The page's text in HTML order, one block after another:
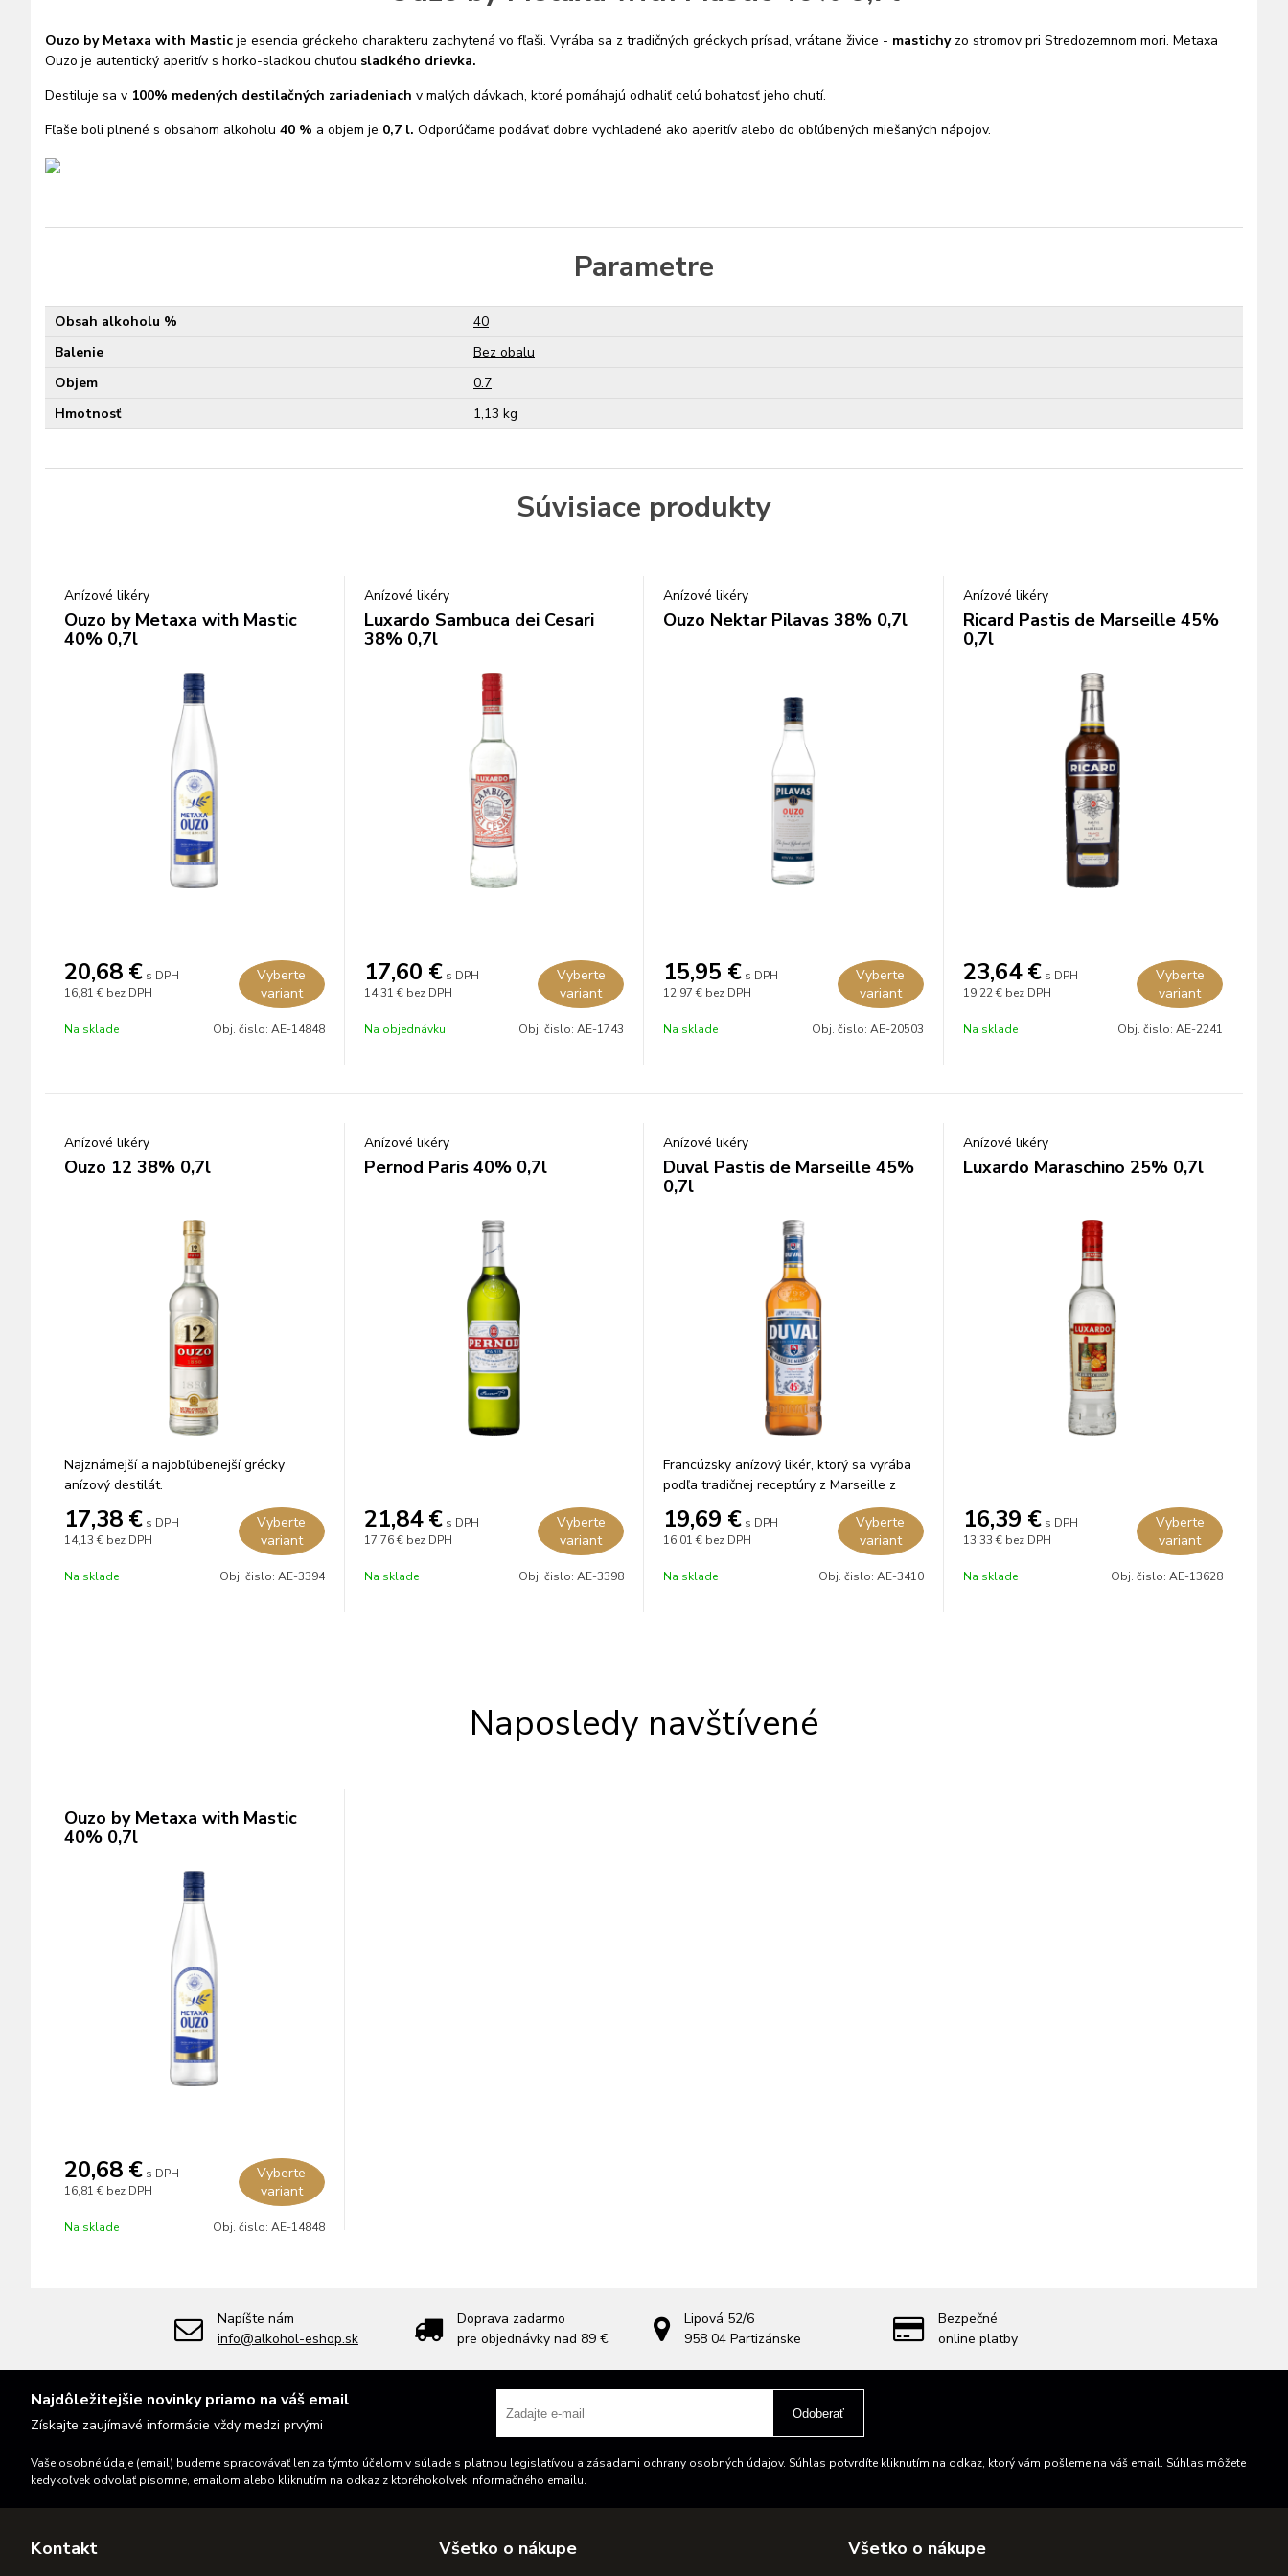
Ouzo by Metaxa with Mastic je esencia gréckeho charakteru zachytená vo fľaši. Vyrába sa z tradičných gréckych prísad, vrátane živice - mastichyzo stromov pri Stredozemnom mori. Metaxa
Ouzo je autentický aperitív s horko-sladkou chuťou sladkého drievka.
Destiluje sa v 100% medených destilačných zariadeniach v malých dávkach, ktoré pomáhajú odhaliť celú bohatosť jeho chutí.
Fľaše boli plnené s obsahom alkoholu 40 % a objem je 0,7 l. Odporúčame podávať dobre vychladené ako aperitív alebo do obľúbených miešaných nápojov.
Parametre
Obsah alkoholu %
40
Balenie
Bez obalu
Objem
0.7
Hmotnosť
1,13 kg
Súvisiace produkty
Anízové likéry
Ouzo by Metaxa with Mastic
40% 0,7l
20,68 € s DPH
16,81 € bez DPH
Vyberte
variant
Na sklade Obj. čislo: AE-14848
Anízové likéry
Luxardo Sambuca dei Cesari
38% 0,7l
17,60 € s DPH
14,31 € bez DPH
Vyberte
variant
Na objednávku Obj. čislo: AE-1743
Anízové likéry
Ouzo Nektar Pilavas 38% 0,7l
15,95 € s DPH
12,97 € bez DPH
Vyberte
variant
Na sklade Obj. čislo: AE-20503
Anízové likéry
Ricard Pastis de Marseille 45%
0,7l
23,64 € s DPH
19,22 € bez DPH
Vyberte
variant
Na sklade Obj. čislo: AE-2241
Anízové likéry
Ouzo 12 38% 0,7l
Najznámejší a najobľúbenejší grécky
anízový destilát.
17,38 € s DPH
14,13 € bez DPH
Vyberte
variant
Na sklade Obj. čislo: AE-3394
Anízové likéry
Pernod Paris 40% 0,7l
21,84 € s DPH
17,76 € bez DPH
Vyberte
variant
Na sklade Obj. čislo: AE-3398
Anízové likéry
Duval Pastis de Marseille 45%
0,7l
Francúzsky anízový likér, ktorý sa vyrába
podľa tradičnej receptúry z Marseille z
19,69 € s DPH
16,01 € bez DPH
Vyberte
variant
Na sklade Obj. čislo: AE-3410
Anízové likéry
Luxardo Maraschino 25% 0,7l
16,39 € s DPH
13,33 € bez DPH
Vyberte
variant
Na sklade Obj. čislo: AE-13628
Naposledy navštívené
Ouzo by Metaxa with Mastic
40% 0,7l
20,68 € s DPH
16,81 € bez DPH
Vyberte
variant
Na sklade Obj. čislo: AE-14848
Napíšte nám
info@alkohol-eshop.sk
Doprava zadarmo
pre objednávky nad 89 €
Lipová 52/6
958 04 Partizánske
Bezpečné
online platby
Najdôležitejšie novinky priamo na váš email
Získajte zaujímavé informácie vždy medzi prvými
Odoberať
Vaše osobné údaje (email) budeme spracovávať len za týmto účelom v súlade s platnou legislatívou a zásadami ochrany osobných údajov. Súhlas potvrdíte kliknutím na odkaz, ktorý vám pošleme na váš email. Súhlas môžete
kedykoľvek odvolať písomne, emailom alebo kliknutím na odkaz z ktoréhokoľvek informačného emailu.
Kontakt Všetko o nákupe Všetko o nákupe